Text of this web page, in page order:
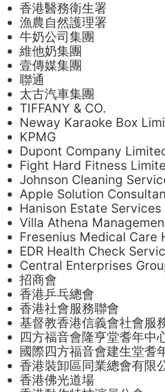
香港醫務衛生署
漁農自然護理署
牛奶公司集團
維他奶集團
壹傳媒集團
聯通
太古汽車集團
TIFFANY & CO.
Neway Karaoke Box
KPMG
Dupont Company
Fight Hard Fitness
Johnson Cleaning
Apple Solution
Hanison Estate
Villa Athena
Fresenius Medical Care
EDR Health Check
Central Enterprises
招商會
香港乒乓總會
香港社會服務聯會
基督教香港信義會社會服
四方福音會隆亨堂耆年中
國際四方福音會建生堂耆
香港裝卸區同業總會有限
香港佛光道場